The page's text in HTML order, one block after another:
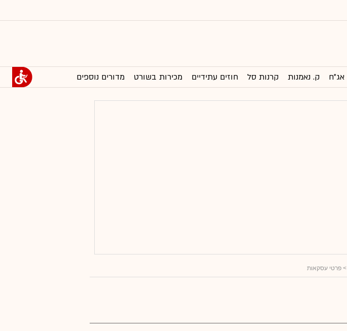
אג"ח ק. נאמנות קרנות סל חוזים עתידיים מכירות בשורט מדורים נוספים
> פרטי עסקאות